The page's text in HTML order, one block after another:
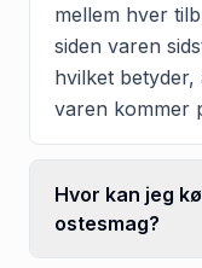
mellem hver
siden varen
hvilket
varen kommer
Hvor kan jeg
ostesmag?